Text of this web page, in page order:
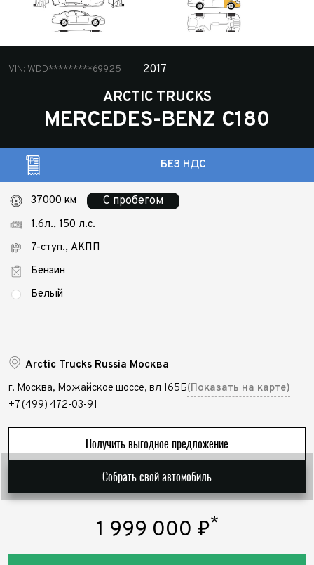
VIN: WDD*********69925 2017
ARCTIC TRUCKS
MERCEDES-BENZ C180
БЕЗ НДС
37000 км С пробегом
1.6л., 150 л.с.
7-ступ., АКПП
Бензин
Белый
Arctic Trucks Russia Москва
г. Москва, Можайское шоссе, вл 165Б(Показать на карте)
+7 (499) 472-03-91
Получить выгодное предложение
Собрать свой автомобиль
1 999 000 ₽*
Заказ консультации
Обратная связь
Выкуп авто
Телефон*
Заявка на оценку
ФИО*